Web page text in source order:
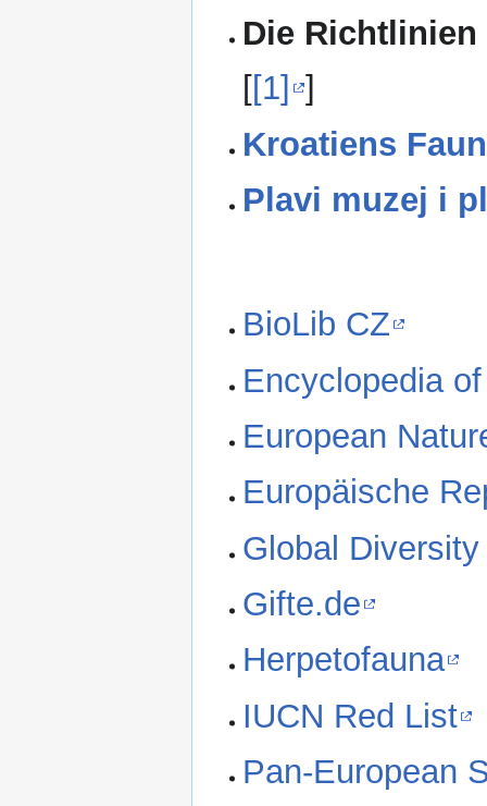
Die
[[1] ]
Kroatiens
Plavi muzej i
BioLib CZ
Encyclopedia
European
Europäische
Global
Gifte.de
Herpetofauna
IUCN Red List
Pan-European